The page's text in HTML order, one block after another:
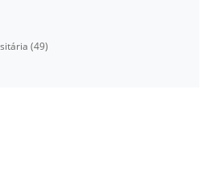
(49)